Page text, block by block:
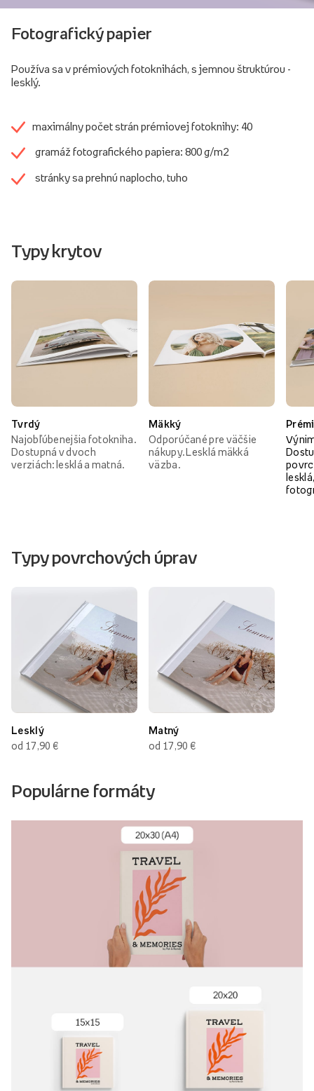
Fotografický papier
Používa sa v prémiových fotoknihách, s jemnou štruktúrou -
lesklý.
maximálny počet strán prémiovej fotoknihy: 40
gramáž fotografického papiera: 800 g/m2
stránky sa prehnú naplocho, tuho
Typy krytov
Tvrdý
Najobľúbenejšia fotokniha.
Dostupná v dvoch
verziách: lesklá a matná.
Mäkký
Odporúčané pre väčšie
nákupy. Lesklá mäkká
väzba.
Typy povrchových úprav
Lesklý
od 17,90 €
Matný
od 17,90 €
Populárne formáty